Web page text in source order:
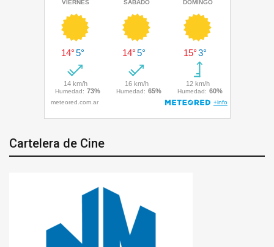
Cartelera de Cine